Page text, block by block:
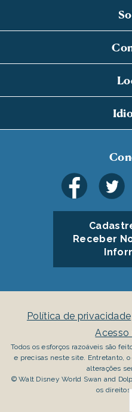
Receber
Política de privacidade
Acesso
Todos os esforços razoáveis são
e precisas neste site. Entretanto,
alterações
© Walt Disney World Swan and
os